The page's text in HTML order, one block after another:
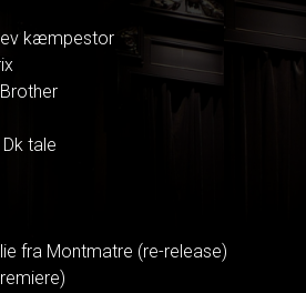
kæmpestor
tale
fra Montmatre (re-release)